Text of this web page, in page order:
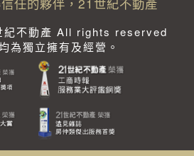
不動產 All rights reserved
為獨立擁有及經營。